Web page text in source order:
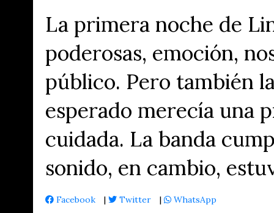
La primera noche de
poderosas, emoción,
público. Pero también
esperado merecía una
cuidada. La banda
sonido, en cambio,
Facebook | Twitter | WhatsApp